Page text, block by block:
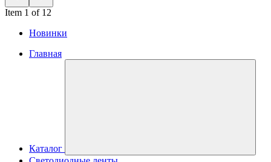
Item 1 of 12
Новинки
Главная
Каталог